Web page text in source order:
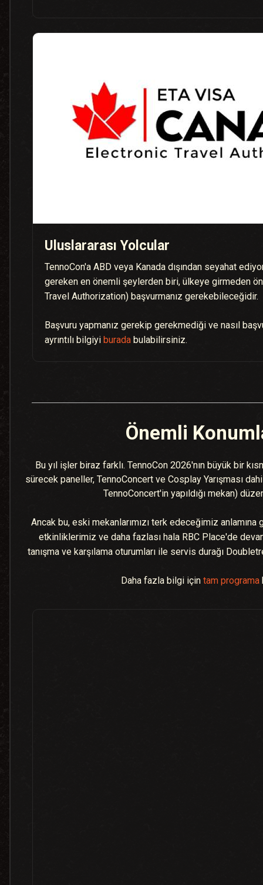
Uluslararası Yolcular
TennoCon'a ABD veya Kanada dışından seyahat
gereken en önemli şeylerden biri, ülkeye girmeden
Travel Authorization) başvurmanız gerekebileceğidir.
Başvuru yapmanız gerekip gerekmediği ve nasıl
ayrıntılı bilgiyi burada bulabilirsiniz.
Önemli
Bu yıl işler biraz farklı. TennoCon 2026'nın büyük bir
sürecek paneller, TennoConcert ve Cosplay Yarışması
TennoConcert'in yapıldığı mekan)
Ancak bu, eski mekanlarımızı terk edeceğimiz anlamına
etkinliklerimiz ve daha fazlası hala RBC Place'de
tanışma ve karşılama oturumları ile servis durağı
Daha fazla bilgi için tam programa